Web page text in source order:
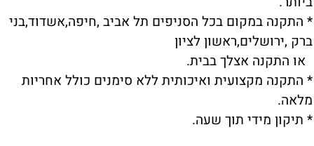
* התקנה במקום בכל הסניפים תל אביב ,חיפה,אשדוד,בני
ברק ,ירושלים,ראשון לציון
או התקנה אצלך בבית.
* התקנה מקצועית ואיכותית ללא סימנים כולל אחריות
מלאה.
* תיקון מידי תוך שעה.